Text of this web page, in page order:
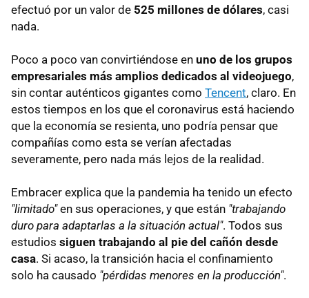
efectuó por un valor de 525 millones de dólares, casi
nada.
Poco a poco van convirtiéndose en uno de los grupos
empresariales más amplios dedicados al videojuego,
sin contar auténticos gigantes como Tencent, claro. En
estos tiempos en los que el coronavirus está haciendo
que la economía se resienta, uno podría pensar que
compañías como esta se verían afectadas
severamente, pero nada más lejos de la realidad.
Embracer explica que la pandemia ha tenido un efecto
"limitado"en sus operaciones, y que están "trabajando
duro para adaptarlas a la situación actual". Todos sus
estudios siguen trabajando al pie del cañón desde
casa. Si acaso, la transición hacia el confinamiento
solo ha causado "pérdidas menores en la producción".